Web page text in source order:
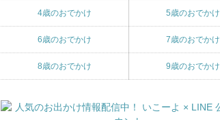
4歳のおでかけ 5歳のおでかけ
6歳のおでかけ 7歳のおでかけ
8歳のおでかけ 9歳のおでかけ